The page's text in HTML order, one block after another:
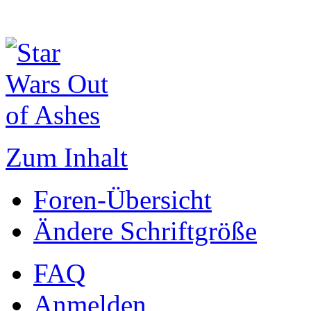
Zum Inhalt
Foren-Übersicht
Ändere Schriftgröße
FAQ
Anmelden